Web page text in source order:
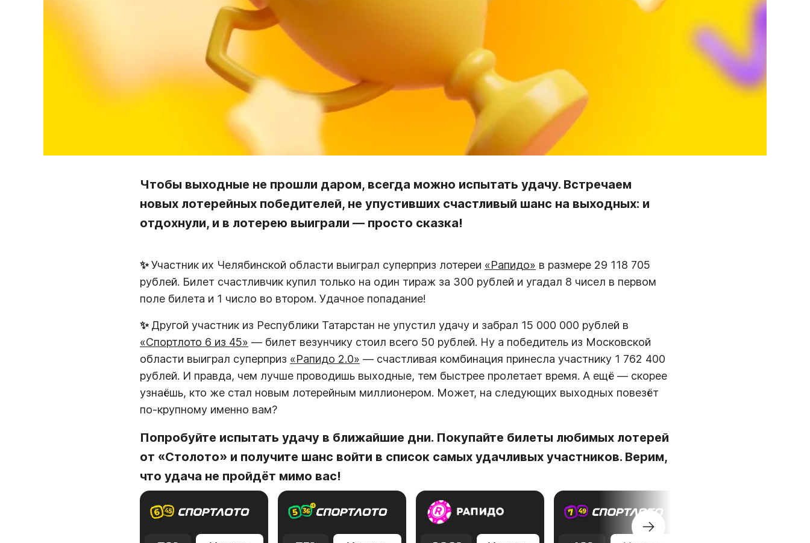
Чтобы выходные не прошли даром, всегда можно испытать удачу. Встречаем
новых лотерейных победителей, не упустивших счастливый шанс на выходных: и
отдохнули, и в лотерею выиграли — просто сказка!
✨Участник их Челябинской области выиграл суперприз лотереи «Рапидо» в размере 29 118 705
рублей. Билет счастливчик купил только на один тираж за 300 рублей и угадал 8 чисел в первом
поле билета и 1 число во втором. Удачное попадание!
✨ Другой участник из Республики Татарстан не упустил удачу и забрал 15 000 000 рублей в
«Спортлото 6 из 45» — билет везунчику стоил всего 50 рублей. Ну а победитель из Московской
области выиграл суперприз «Рапидо 2.0» — счастливая комбинация принесла участнику 1 762 400
рублей. И правда, чем лучше проводишь выходные, тем быстрее пролетает время. А ещё — скорее
узнаёшь, кто же стал новым лотерейным миллионером. Может, на следующих выходных повезёт
по-крупному именно вам?
Попробуйте испытать удачу в ближайшие дни. Покупайте билеты любимых лотерей
от «Столото» и получите шанс войти в список самых удачливых участников. Верим,
что удача не пройдёт мимо вас!